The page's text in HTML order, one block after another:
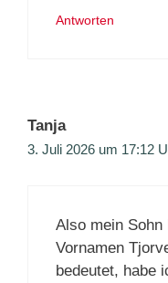
Antworten
Tanja
3. Juli 2026 um 17:12
Also mein
Vornamen
bedeutet, habe